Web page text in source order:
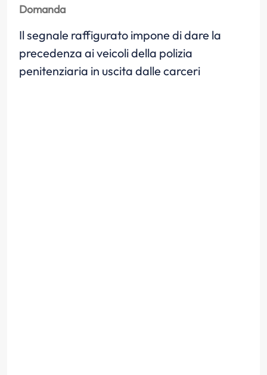
Domanda
Il segnale raffigurato impone di dare la
precedenza ai veicoli della polizia
penitenziaria in uscita dalle carceri